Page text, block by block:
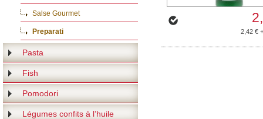
Salse Gourmet
Preparati
Pasta
Fish
Pomodori
Légumes confits à l’huile
2,42 €